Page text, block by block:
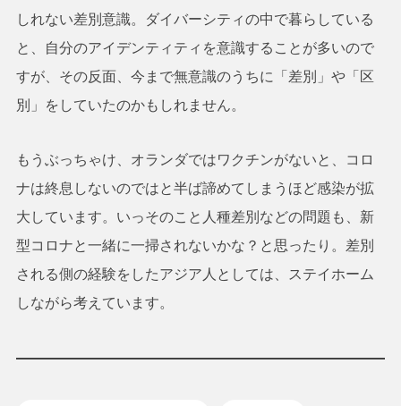
しれない差別意識。ダイバーシティの中で暮らしている
と、自分のアイデンティティを意識することが多いので
すが、その反面、今まで無意識のうちに「差別」や「区
別」をしていたのかもしれません。
もうぶっちゃけ、オランダではワクチンがないと、コロ
ナは終息しないのではと半ば諦めてしまうほど感染が拡
大しています。いっそのこと人種差別などの問題も、新
型コロナと一緒に一掃されないかな？と思ったり。差別
される側の経験をしたアジア人としては、ステイホーム
しながら考えています。